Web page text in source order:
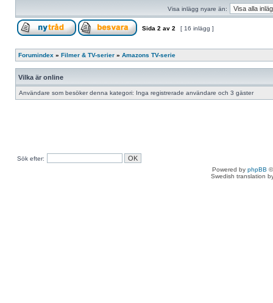
Visa inlägg nyare än:
Sida 2 av 2 [ 16 inlägg ]
Forumindex » Filmer & TV-serier » Amazons TV-serie
Vilka är online
Användare som besöker denna kategori: Inga registrerade användare och 3 gäster
Sök efter:
Powered by phpBB
Swedish translation